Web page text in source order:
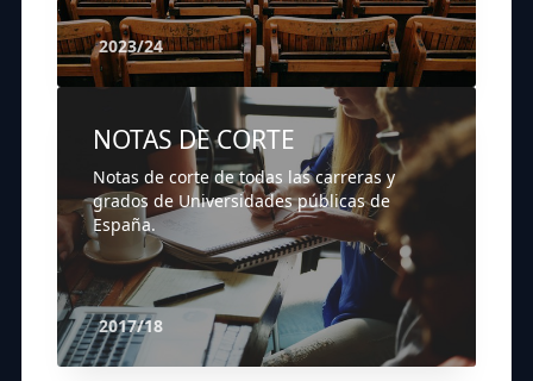
2023/24
NOTAS DE CORTE
Notas de corte de todas las carreras y
grados de Universidades públicas de
España.
2017/18